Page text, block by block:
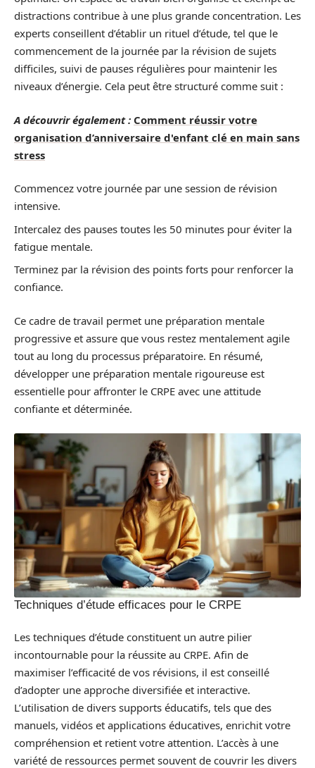
distractions contribue à une plus grande concentration. Les
experts conseillent d’établir un rituel d’étude, tel que le
commencement de la journée par la révision de sujets
difficiles, suivi de pauses régulières pour maintenir les
niveaux d’énergie. Cela peut être structuré comme suit :
A découvrir également : Comment réussir votre
organisation d’anniversaire d'enfant clé en main sans
stress
Commencez votre journée par une session de révision
intensive.
Intercalez des pauses toutes les 50 minutes pour éviter la
fatigue mentale.
Terminez par la révision des points forts pour renforcer la
confiance.
Ce cadre de travail permet une préparation mentale
progressive et assure que vous restez mentalement agile
tout au long du processus préparatoire. En résumé,
développer une préparation mentale rigoureuse est
essentielle pour affronter le CRPE avec une attitude
confiante et déterminée.
Techniques d’étude efficaces pour le CRPE
Les techniques d’étude constituent un autre pilier
incontournable pour la réussite au CRPE. Afin de
maximiser l’efficacité de vos révisions, il est conseillé
d’adopter une approche diversifiée et interactive.
L’utilisation de divers supports éducatifs, tels que des
manuels, vidéos et applications éducatives, enrichit votre
compréhension et retient votre attention. L’accès à une
variété de ressources permet souvent de couvrir les divers